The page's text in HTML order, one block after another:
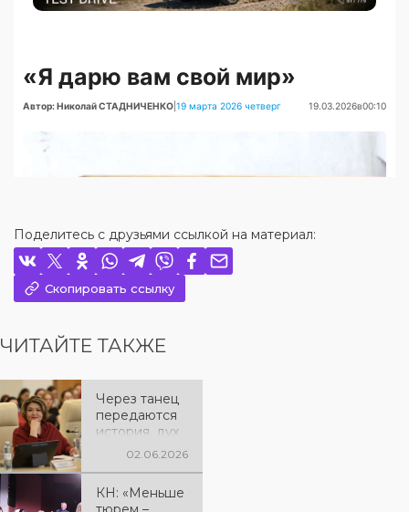
Поделитесь с друзьями ссылкой на материал:
Скопировать ссылку
ЧИТАЙТЕ ТАКЖЕ
Через танец
передаются
история, дух
и культурное
Салтанат
02.06.2026
КН: «Меньше